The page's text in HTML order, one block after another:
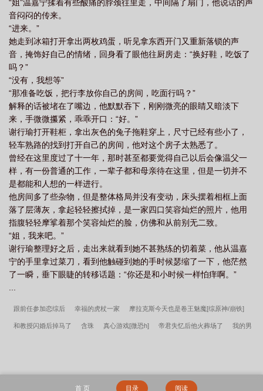
“姐”温嘉宁揉着有些酸痛的脖颈往里走，中间隔了扇门，他说话的声
音闷闷的传来。
“进来。”
她走到冰箱打开拿出两枚鸡蛋，听见拿东西开门又重新落锁的声
音，掩饰好自己的情绪，回身看了眼他往厨房走：“换好鞋，吃饭了
吗？”
“没有，我想等”
“那准备吃饭，把行李放你自己的房间，吃面行吗？”
解释的话被堵在了嘴边，他默默吞下，刚刚微亮的眼睛又暗淡下
来，手微微攥紧，乖乖开口：“好。”
谢行瑜打开鞋柜，拿出灰色的兔子拖鞋穿上，尺寸已经有些小了，
轻车熟路的找到打开自己的房间，他对这个房子太熟悉了。
曾经在这里度过了十一年，那时甚至都要觉得自己以后会像温父一
样，有一份普通的工作，一辈子都和母亲待在这里，但是一切并不
是都能和人想的一样进行。
他房间多了些杂物，但是整体格局并没有变动，床头摆着相框上面
落了层薄灰，拿起轻轻擦拭掉，是一家四口笑容灿烂的照片，他用
指腹轻轻摩挲着那个笑容灿烂的脸，仿佛和从前别无二致。
“姐，我来吧。”
谢行瑜整理好之后，走出来就看到她不甚熟练的切着菜，他从温嘉
宁的手里拿过菜刀，看到他触碰到她的手时候瑟缩了一下，他茫然
了一瞬，垂下眼睫的转移话题：“你还是和小时候一样怕痒啊。”
跟前任参加恋综后 幸福的虎杖一家 摩拉克斯今天也是卷王魅魔[综原神/崩铁]
和教授闪婚后掉马了 含珠 真心游戏[微恐h] 帝君失忆后他火葬场了 我的男
首 页 目录 阅读